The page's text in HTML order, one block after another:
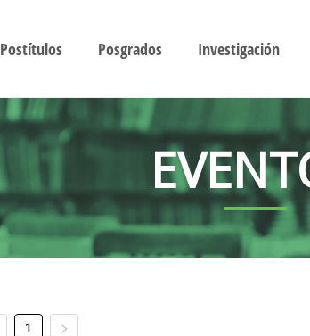
Postítulos Posgrados Investigación
1